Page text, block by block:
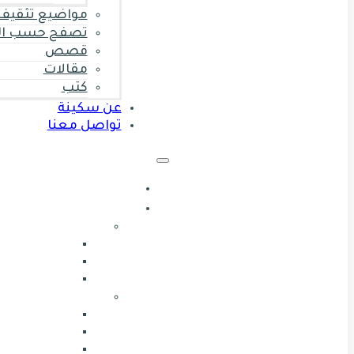
مواضيع
تصفح حسب
قصص
مقالات
كتب
عن سكينة
تواصل معنا